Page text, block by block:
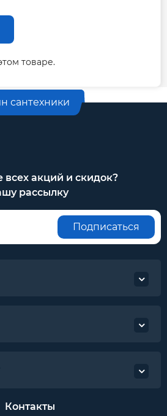
товаре.
сантехники
всех акций и скидок?
рассылку
Подписаться
Контакты